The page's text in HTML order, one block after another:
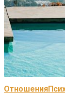
Отношения